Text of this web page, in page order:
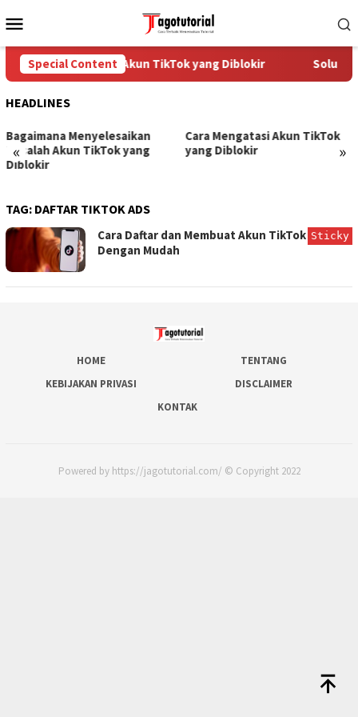
to
Menu
Special Content
Cara Mengatasi Akun TikTok yang Diblokir Solusi
HEADLINES
« »
Bagaimana Menyelesaikan
Masalah Akun TikTok yang
Diblokir
Cara Mengatasi Akun TikTok
yang Diblokir
TAG: DAFTAR TIKTOK ADS
Cara Daftar dan Membuat Akun TikTok Ads
Dengan Mudah
Sticky
HOME
TENTANG
KEBIJAKAN PRIVASI
DISCLAIMER
KONTAK
Powered by https://jagotutorial.com/ © Copyright 2022